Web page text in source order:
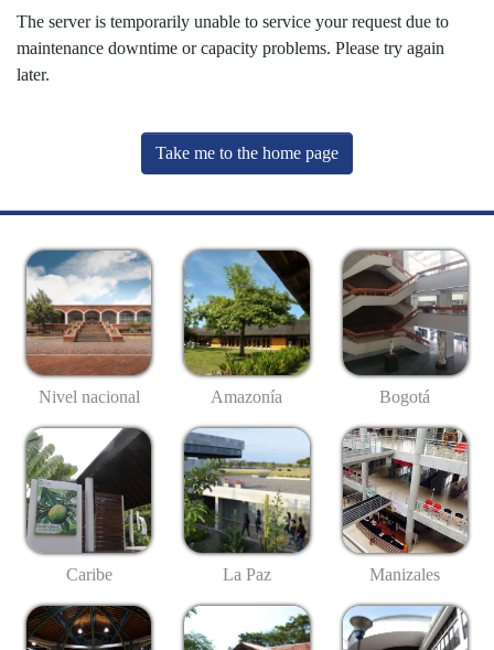
The server is temporarily unable to service your request due to
maintenance downtime or capacity problems. Please try again
later.
Take me to the home page
Nivel nacional Amazonía Bogotá
Caribe La Paz Manizales